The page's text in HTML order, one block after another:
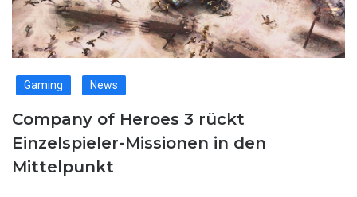
Gaming News
Company of Heroes 3 rückt
Einzelspieler-Missionen in den
Mittelpunkt